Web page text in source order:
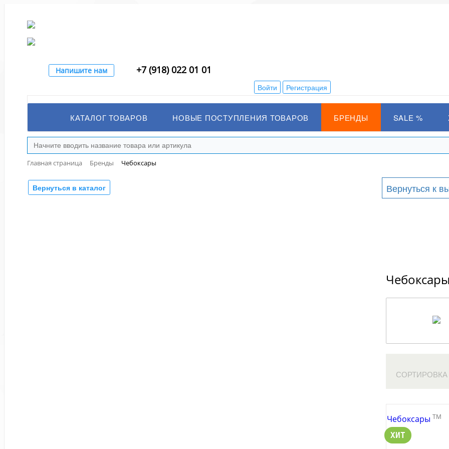
Напишите нам +7 (918) 022 01 01
Войти Регистрация
КАТАЛОГ ТОВАРОВ НОВЫЕ ПОСТУПЛЕНИЯ ТОВАРОВ БРЕНДЫ SALE %
Главная страница Бренды Чебоксары
Вернуться к
Чебоксары
СОРТИРОВКА
Чебоксары TM
ХИТ
Вернуться в каталог